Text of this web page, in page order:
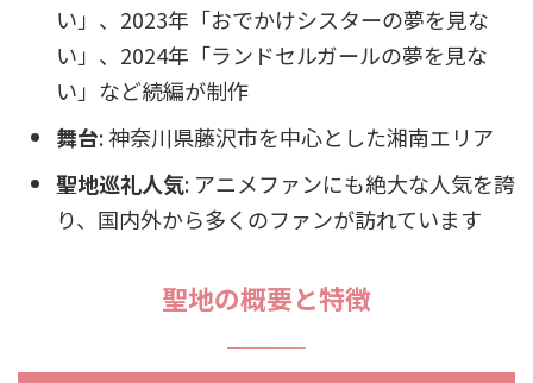
い」、2023年「おでかけシスターの夢を見な
い」、2024年「ランドセルガールの夢を見な
い」など続編が制作
舞台: 神奈川県藤沢市を中心とした湘南エリア
聖地巡礼人気: アニメファンにも絶大な人気を誇
り、国内外から多くのファンが訪れています
聖地の概要と特徴